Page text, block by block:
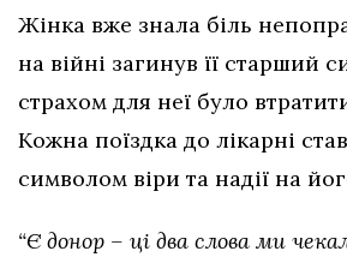
Жінка вже знала біль
на війні загинув її старший
страхом для неї було
Кожна поїздка до лікарні
символом віри та надії на
“Є донор – ці два слова ми